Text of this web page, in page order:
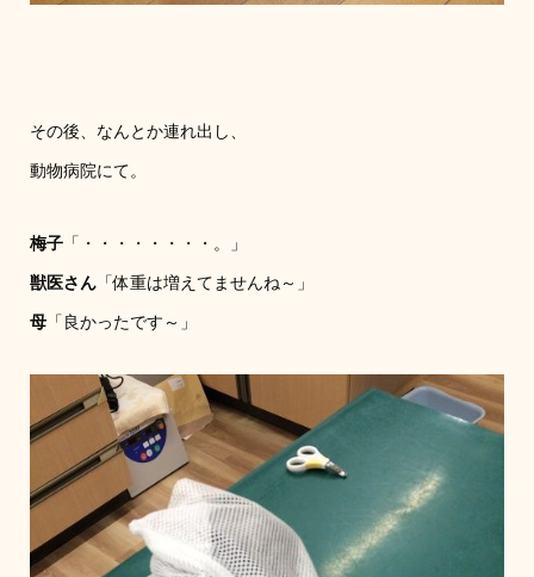
その後、なんとか連れ出し、
動物病院にて。
梅子「・・・・・・・・。」
獣医さん「体重は増えてませんね～」
母「良かったです～」